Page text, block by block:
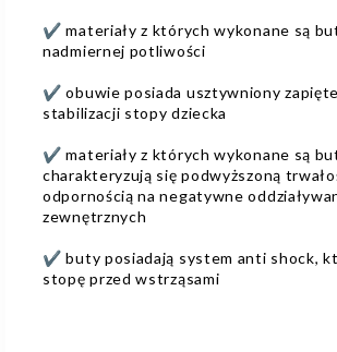
✔️ materiały z których wykonane są
nadmiernej potliwości
✔️ obuwie posiada usztywniony
stabilizacji stopy dziecka
✔️ materiały z których wykonane są
charakteryzują się podwyższoną
odpornością na negatywne
zewnętrznych
✔️ buty posiadają system anti shock,
stopę przed wstrząsami